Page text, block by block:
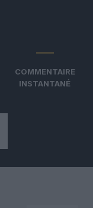
COMMENTAIRE
INSTANTANÉ